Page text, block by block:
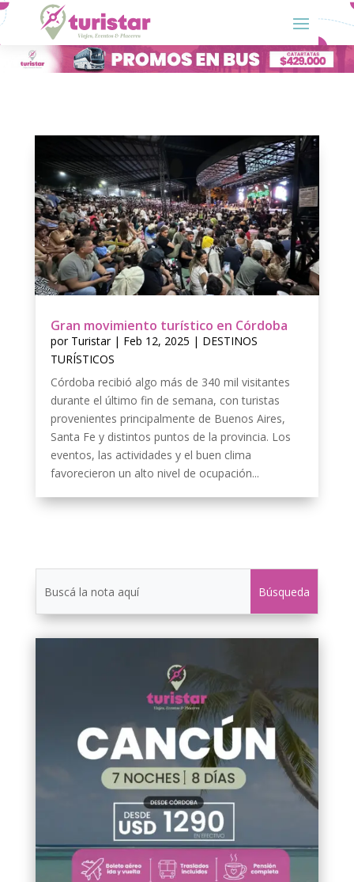
Gran movimiento turístico en Córdoba
por Turistar| Feb 12, 2025 | DESTINOS
TURÍSTICOS
Córdoba recibió algo más de 340 mil visitantes
durante el último fin de semana, con turistas
provenientes principalmente de Buenos Aires,
Santa Fe y distintos puntos de la provincia. Los
eventos, las actividades y el buen clima
favorecieron un alto nivel de ocupación...